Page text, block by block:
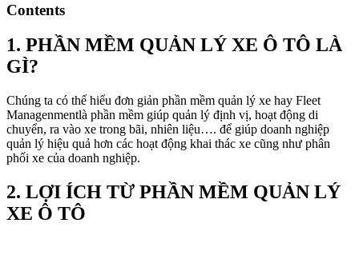
Contents
1. PHẦN MỀM QUẢN LÝ XE Ô TÔ LÀ
GÌ?
Chúng ta có thể hiểu đơn giản phần mềm quản lý xe hay Fleet
Managenmentlà phần mềm giúp quản lý định vị, hoạt động di
chuyển, ra vào xe trong bãi, nhiên liệu…. để giúp doanh nghiệp
quản lý hiệu quả hơn các hoạt động khai thác xe cũng như phân
phối xe của doanh nghiệp.
2. LỢI ÍCH TỪ PHẦN MỀM QUẢN LÝ
XE Ô TÔ